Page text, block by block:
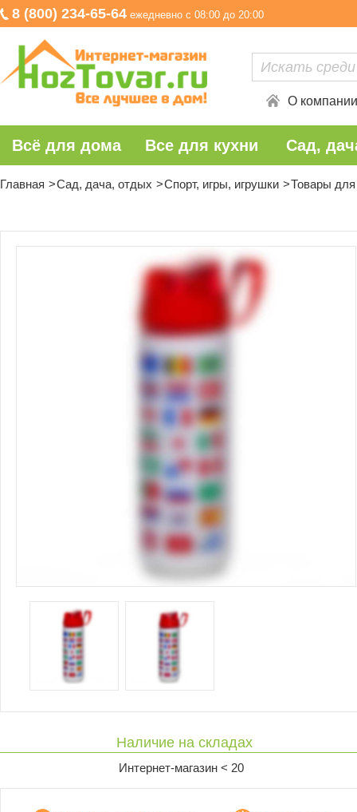
8 (800) 234-65-64 ежедневно с 08:00 до 20:00
О компании
Всё для дома Все для кухни Сад,
Главная Сад, дача, отдых Спорт, игры, игрушки Товары для
Наличие на складах
Интернет-магазин < 20